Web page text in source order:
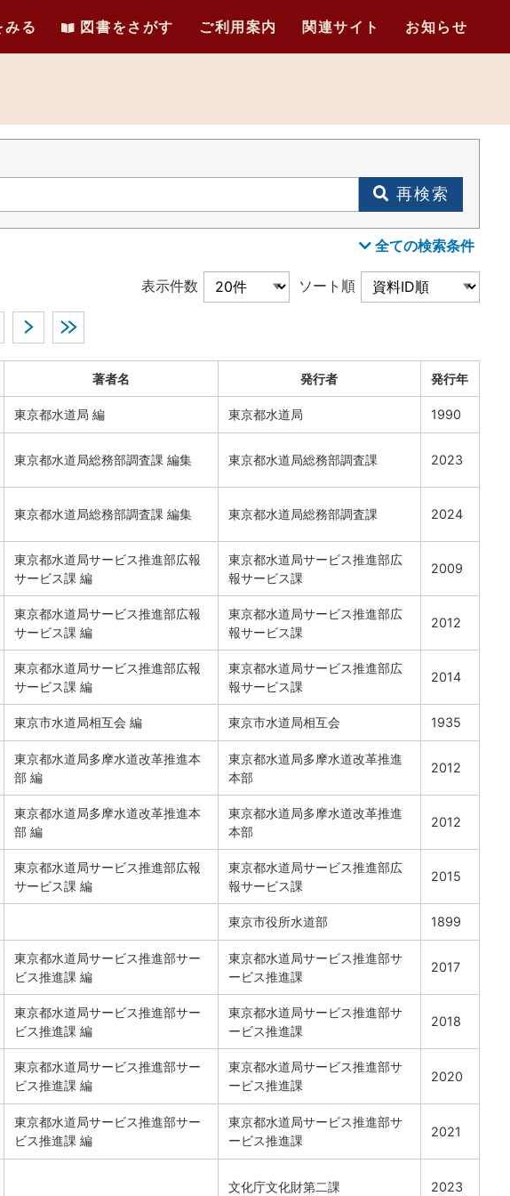
みる 図書をさがす ご利用案内 関連サイト お知らせ
再検索
全ての検索条件
表示件数 ソート順
著者名 発行者 発行年
東京都水道局 編 東京都水道局 1990
東京都水道局総務部調査課 編集 東京都水道局総務部調査課 2023
東京都水道局総務部調査課 編集 東京都水道局総務部調査課 2024
東京都水道局サービス推進部広報
サービス課 編
東京都水道局サービス推進部広
報サービス課
2009
東京都水道局サービス推進部広報
サービス課 編
東京都水道局サービス推進部広
報サービス課
2012
東京都水道局サービス推進部広報
サービス課 編
東京都水道局サービス推進部広
報サービス課
2014
東京市水道局相互会 編 東京市水道局相互会 1935
東京都水道局多摩水道改革推進本
部 編
東京都水道局多摩水道改革推進
本部
2012
東京都水道局多摩水道改革推進本
部 編
東京都水道局多摩水道改革推進
本部
2012
東京都水道局サービス推進部広報
サービス課 編
東京都水道局サービス推進部広
報サービス課
2015
東京市役所水道部 1899
東京都水道局サービス推進部サー
ビス推進課 編
東京都水道局サービス推進部サ
ービス推進課
2017
東京都水道局サービス推進部サー
ビス推進課 編
東京都水道局サービス推進部サ
ービス推進課
2018
東京都水道局サービス推進部サー
ビス推進課 編
東京都水道局サービス推進部サ
ービス推進課
2020
東京都水道局サービス推進部サー
ビス推進課 編
東京都水道局サービス推進部サ
ービス推進課
2021
文化庁文化財第二課 2023